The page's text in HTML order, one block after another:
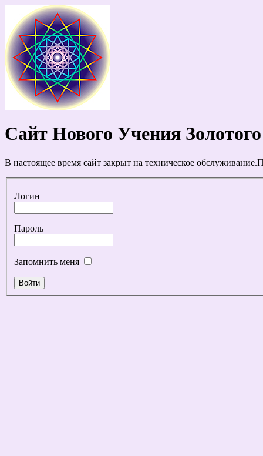
Сайт Нового Учения
В настоящее время сайт закрыт на техническое
Логин
Пароль
Запомнить меня